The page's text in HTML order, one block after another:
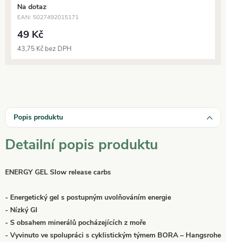
Na dotaz
EAN: 5027492015171
49 Kč
43,75 Kč bez DPH
Popis produktu
Detailní popis produktu
ENERGY GEL Slow release carbs
- Energetický gel s postupným uvolňováním energie
- Nízký GI
- S obsahem minerálů pocházejících z moře
- Vyvinuto ve spolupráci s cyklistickým týmem BORA – Hangsrohe